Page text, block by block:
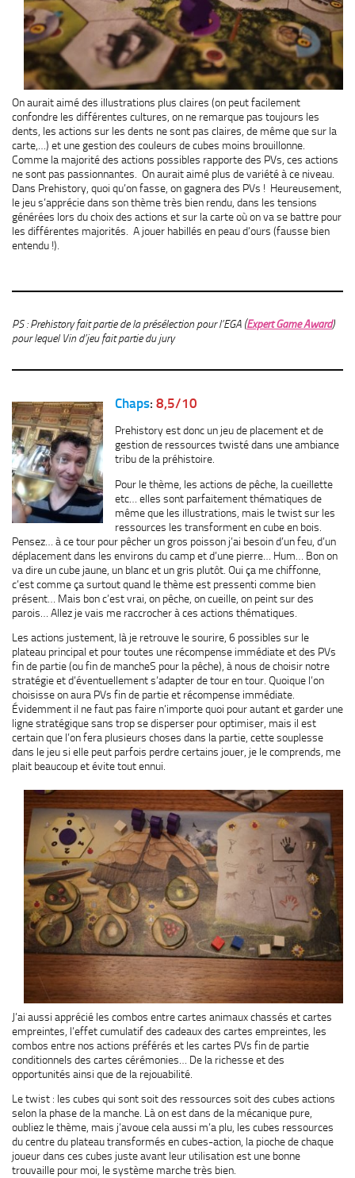
On aurait aimé des illustrations plus claires (on peut facilement
confondre les différentes cultures, on ne remarque pas toujours les
dents, les actions sur les dents ne sont pas claires, de même que sur la
carte,…) et une gestion des couleurs de cubes moins brouillonne.
Comme la majorité des actions possibles rapporte des PVs, ces actions
ne sont pas passionnantes. On aurait aimé plus de variété à ce niveau.
Dans Prehistory, quoi qu’on fasse, on gagnera des PVs ! Heureusement,
le jeu s’apprécie dans son thème très bien rendu, dans les tensions
générées lors du choix des actions et sur la carte où on va se battre pour
les différentes majorités. A jouer habillés en peau d’ours (fausse bien
entendu !).
PS : Prehistory fait partie de la présélection pour l’EGA (Expert Game Award)
pour lequel Vin d’jeu fait partie du jury
Chaps: 8,5/10
Prehistory est donc un jeu de placement et de
gestion de ressources twisté dans une ambiance
tribu de la préhistoire.
Pour le thème, les actions de pêche, la cueillette
etc… elles sont parfaitement thématiques de
même que les illustrations, mais le twist sur les
ressources les transforment en cube en bois.
Pensez… à ce tour pour pêcher un gros poisson j’ai besoin d’un feu, d’un
déplacement dans les environs du camp et d’une pierre… Hum… Bon on
va dire un cube jaune, un blanc et un gris plutôt. Oui ça me chiffonne,
c’est comme ça surtout quand le thème est pressenti comme bien
présent… Mais bon c’est vrai, on pêche, on cueille, on peint sur des
parois… Allez je vais me raccrocher à ces actions thématiques.
Les actions justement, là je retrouve le sourire, 6 possibles sur le
plateau principal et pour toutes une récompense immédiate et des PVs
fin de partie (ou fin de mancheS pour la pêche), à nous de choisir notre
stratégie et d’éventuellement s’adapter de tour en tour. Quoique l’on
choisisse on aura PVs fin de partie et récompense immédiate.
Évidemment il ne faut pas faire n’importe quoi pour autant et garder une
ligne stratégique sans trop se disperser pour optimiser, mais il est
certain que l’on fera plusieurs choses dans la partie, cette souplesse
dans le jeu si elle peut parfois perdre certains jouer, je le comprends, me
plait beaucoup et évite tout ennui.
J’ai aussi apprécié les combos entre cartes animaux chassés et cartes
empreintes, l’effet cumulatif des cadeaux des cartes empreintes, les
combos entre nos actions préférés et les cartes PVs fin de partie
conditionnels des cartes cérémonies… De la richesse et des
opportunités ainsi que de la rejouabilité.
Le twist : les cubes qui sont soit des ressources soit des cubes actions
selon la phase de la manche. Là on est dans de la mécanique pure,
oubliez le thème, mais j’avoue cela aussi m’a plu, les cubes ressources
du centre du plateau transformés en cubes-action, la pioche de chaque
joueur dans ces cubes juste avant leur utilisation est une bonne
trouvaille pour moi, le système marche très bien.